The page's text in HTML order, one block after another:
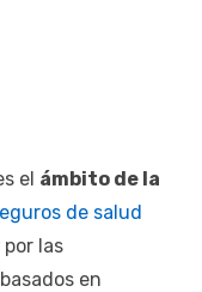
el ámbito de la
de salud
las
en